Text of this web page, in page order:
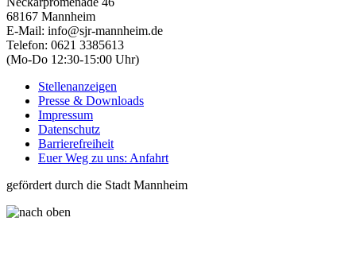
68167 Mannheim
E-Mail: info@sjr-mannheim.de
Telefon: 0621 3385613
(Mo-Do 12:30-15:00 Uhr)
Stellenanzeigen
Presse & Downloads
Impressum
Datenschutz
Barrierefreiheit
Euer Weg zu uns: Anfahrt
gefördert durch die Stadt Mannheim